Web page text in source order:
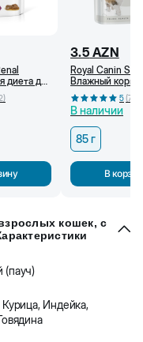
диета для
)
3.5 AZN
Royal Canin
Влажный корм
(соуc) 85 г 5(7
В наличии
85 г
В
кошек, с
(пауч)
Индейка,